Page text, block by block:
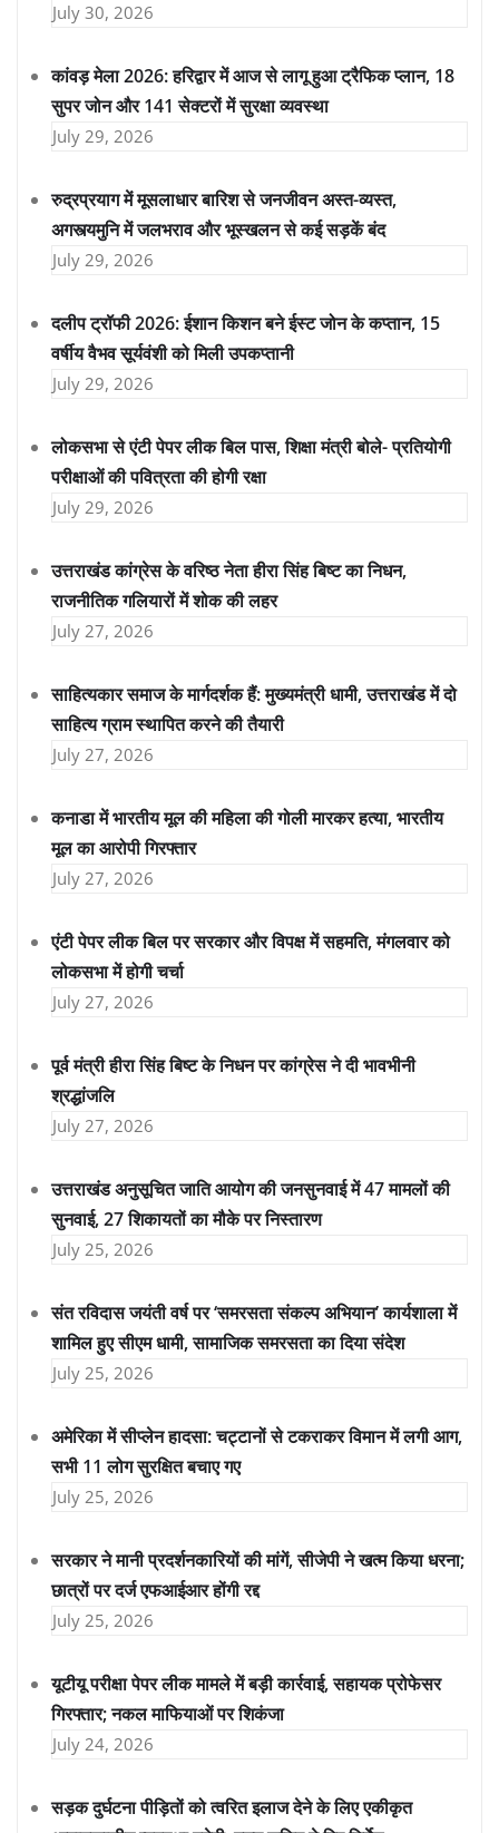
July 30, 2026
कांवड़ मेला 2026: हरिद्वार में आज से लागू हुआ ट्रैफिक प्लान, 18
सुपर जोन और 141 सेक्टरों में सुरक्षा व्यवस्था
July 29, 2026
रुद्रप्रयाग में मूसलाधार बारिश से जनजीवन अस्त-व्यस्त,
अगस्त्यमुनि में जलभराव और भूस्खलन से कई सड़कें बंद
July 29, 2026
दलीप ट्रॉफी 2026: ईशान किशन बने ईस्ट जोन के कप्तान, 15
वर्षीय वैभव सूर्यवंशी को मिली उपकप्तानी
July 29, 2026
लोकसभा से एंटी पेपर लीक बिल पास, शिक्षा मंत्री बोले- प्रतियोगी
परीक्षाओं की पवित्रता की होगी रक्षा
July 29, 2026
उत्तराखंड कांग्रेस के वरिष्ठ नेता हीरा सिंह बिष्ट का निधन,
राजनीतिक गलियारों में शोक की लहर
July 27, 2026
साहित्यकार समाज के मार्गदर्शक हैं: मुख्यमंत्री धामी, उत्तराखंड में दो
साहित्य ग्राम स्थापित करने की तैयारी
July 27, 2026
कनाडा में भारतीय मूल की महिला की गोली मारकर हत्या, भारतीय
मूल का आरोपी गिरफ्तार
July 27, 2026
एंटी पेपर लीक बिल पर सरकार और विपक्ष में सहमति, मंगलवार को
लोकसभा में होगी चर्चा
July 27, 2026
पूर्व मंत्री हीरा सिंह बिष्ट के निधन पर कांग्रेस ने दी भावभीनी
श्रद्धांजलि
July 27, 2026
उत्तराखंड अनुसूचित जाति आयोग की जनसुनवाई में 47 मामलों की
सुनवाई, 27 शिकायतों का मौके पर निस्तारण
July 25, 2026
संत रविदास जयंती वर्ष पर ‘समरसता संकल्प अभियान’ कार्यशाला में
शामिल हुए सीएम धामी, सामाजिक समरसता का दिया संदेश
July 25, 2026
अमेरिका में सीप्लेन हादसा: चट्टानों से टकराकर विमान में लगी आग,
सभी 11 लोग सुरक्षित बचाए गए
July 25, 2026
सरकार ने मानी प्रदर्शनकारियों की मांगें, सीजेपी ने खत्म किया धरना;
छात्रों पर दर्ज एफआईआर होंगी रद्द
July 25, 2026
यूटीयू परीक्षा पेपर लीक मामले में बड़ी कार्रवाई, सहायक प्रोफेसर
गिरफ्तार; नकल माफियाओं पर शिकंजा
July 24, 2026
सड़क दुर्घटना पीड़ितों को त्वरित इलाज देने के लिए एकीकृत